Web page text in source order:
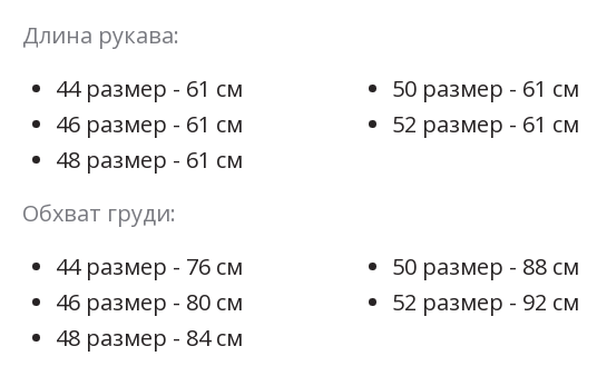
Длина рукава:
44 размер - 61 см
46 размер - 61 см
48 размер - 61 см
50 размер - 61 см
52 размер - 61 см
Обхват груди:
44 размер - 76 см
46 размер - 80 см
48 размер - 84 см
50 размер - 88 см
52 размер - 92 см